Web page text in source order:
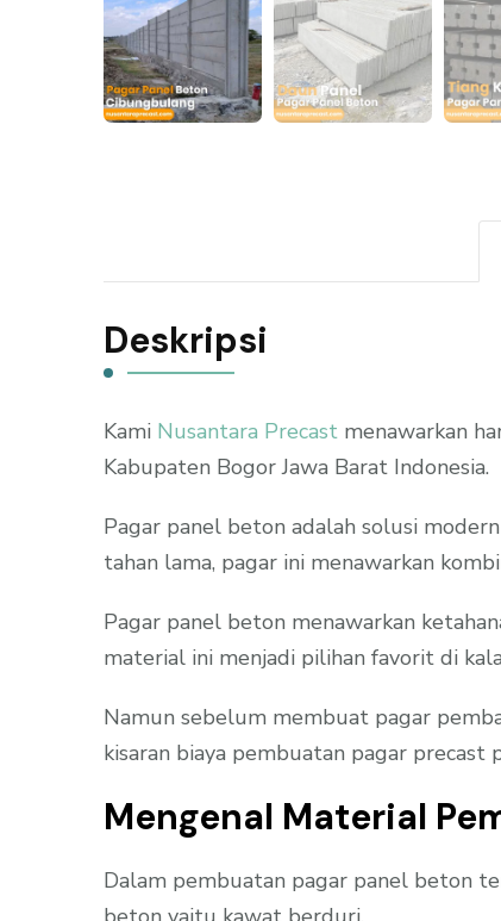
Deskripsi
Kami Nusantara Precast menawarkan
Kabupaten Bogor Jawa Barat Indonesia.
Pagar panel beton adalah solusi
tahan lama, pagar ini menawarkan
Pagar panel beton menawarkan
material ini menjadi pilihan favorit di
Namun sebelum membuat pagar
kisaran biaya pembuatan pagar
Mengenal Material
Dalam pembuatan pagar panel beton